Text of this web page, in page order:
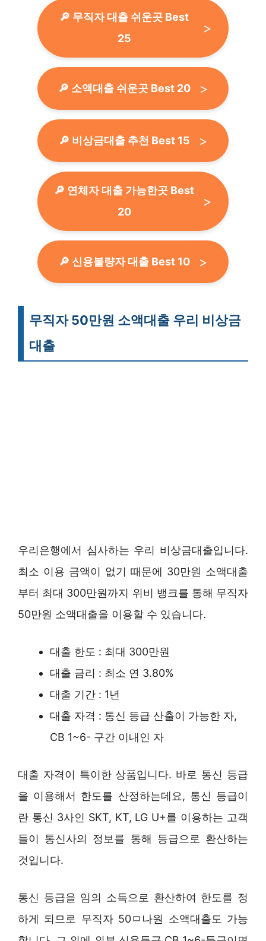
🔎 무직자 대출 쉬운곳 Best
25
🔎 소액대출 쉬운곳 Best 20
🔎 비상금대출 추천 Best 15
🔎 연체자 대출 가능한곳 Best
20
🔎 신용불량자 대출 Best 10
무직자 50만원 소액대출 우리 비상금
대출
우리은행에서 심사하는 우리 비상금대출입니다.
최소 이용 금액이 없기 때문에 30만원 소액대출
부터 최대 300만원까지 위비 뱅크를 통해 무직자
50만원 소액대출을 이용할 수 있습니다.
대출 한도 : 최대 300만원
대출 금리 : 최소 연 3.80%
대출 기간 : 1년
대출 자격 : 통신 등급 산출이 가능한 자,
CB 1~6- 구간 이내인 자
대출 자격이 특이한 상품입니다. 바로 통신 등급
을 이용해서 한도를 산정하는데요, 통신 등급이
란 통신 3사인 SKT, KT, LG U+를 이용하는 고객
들이 통신사의 정보를 통해 등급으로 환산하는
것입니다.
통신 등급을 임의 소득으로 환산하여 한도를 정
하게 되므로 무직자 50ㅁ나원 소액대출도 가능